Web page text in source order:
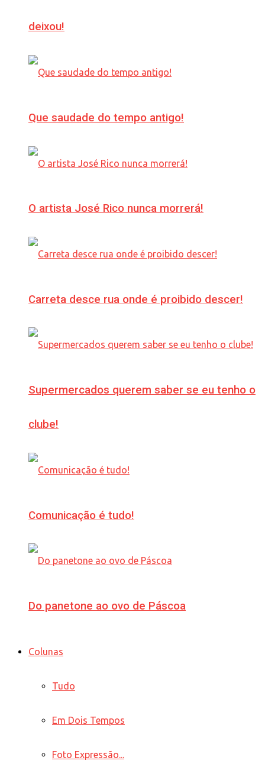
deixou!
Que saudade do tempo antigo!
O artista José Rico nunca morrerá!
Carreta desce rua onde é proibido descer!
Supermercados querem saber se eu tenho o
clube!
Comunicação é tudo!
Do panetone ao ovo de Páscoa
Colunas
Tudo
Em Dois Tempos
Foto Expressão...